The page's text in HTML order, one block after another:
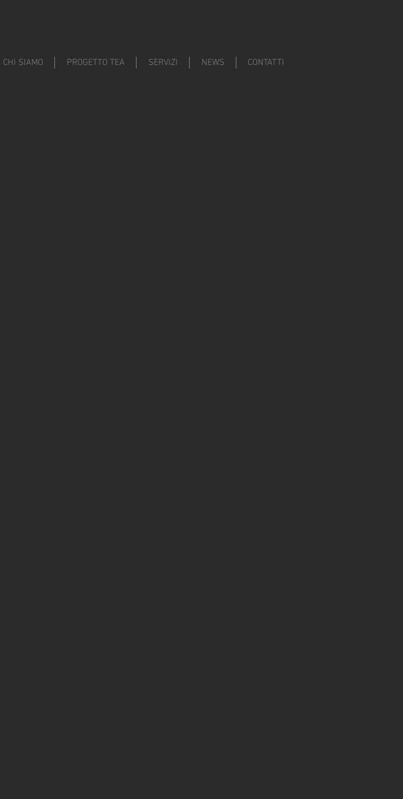
CHI SIAMO PROGETTO TEA SERVIZI NEWS CONTATTI